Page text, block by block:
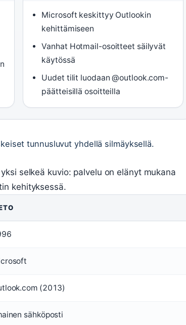
Microsoft keskittyy Outlookin
kehittämiseen
Vanhat Hotmail-osoitteet säilyvät
käytössä
Uudet tilit luodaan @outlook.com-
päätteisillä osoitteilla
tunnusluvut yhdellä silmäyksellä.
selkeä kuvio: palvelu on elänyt mukana
kehityksessä.
(2013)
sähköposti